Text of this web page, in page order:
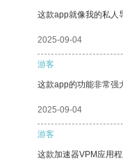
这款app就像我的私人
2025-09-04
游客
这款app的功能非常强
2025-09-04
游客
这款加速器VPM应用